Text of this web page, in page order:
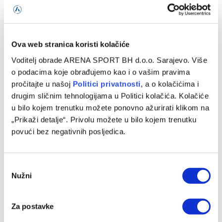
Ova web stranica koristi kolačiće
Voditelj obrade ARENA SPORT BH d.o.o. Sarajevo. Više
o podacima koje obrađujemo kao i o vašim pravima
pročitajte u našoj Politici privatnosti, a o kolačićima i
drugim sličnim tehnologijama u Politici kolačića. Kolačiće
u bilo kojem trenutku možete ponovno ažurirati klikom na
„Prikaži detalje“. Privolu možete u bilo kojem trenutku
povući bez negativnih posljedica.
Selection
Nužni
Za postavke
Italijanski mediji: Alajbegović sutra debituje za Juventus
Baždar zvanično predstavljen u novom klubu, zadužio je